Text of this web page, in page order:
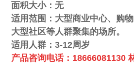
面积大小：无
适用范围：大型商业中心、购物
大型社区等人群聚集的场所。
适用人群：3-12周岁
产品咨询电话： 18666081130